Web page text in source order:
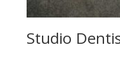
Studio